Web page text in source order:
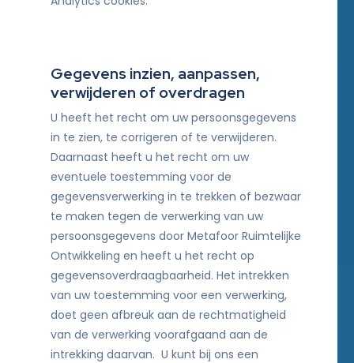
Gegevens inzien, aanpassen,
verwijderen of overdragen
U heeft het recht om uw persoonsgegevens
in te zien, te corrigeren of te verwijderen.
Daarnaast heeft u het recht om uw
eventuele toestemming voor de
gegevensverwerking in te trekken of bezwaar
te maken tegen de verwerking van uw
persoonsgegevens door Metafoor Ruimtelijke
Ontwikkeling en heeft u het recht op
gegevensoverdraagbaarheid. Het intrekken
van uw toestemming voor een verwerking,
doet geen afbreuk aan de rechtmatigheid
van de verwerking voorafgaand aan de
intrekking daarvan. U kunt bij ons een